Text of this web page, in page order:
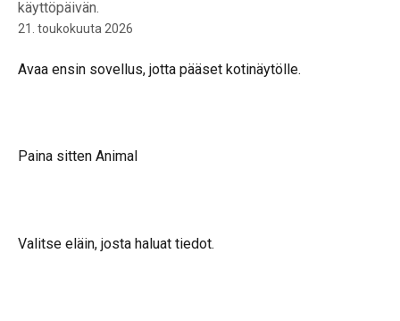
käyttöpäivän.
21. toukokuuta 2026
Avaa ensin sovellus, jotta pääset kotinäytölle.
Paina sitten Animal
Valitse eläin, josta haluat tiedot.